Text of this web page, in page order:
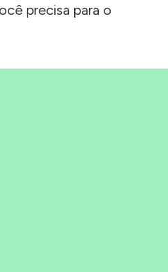
precisa para o